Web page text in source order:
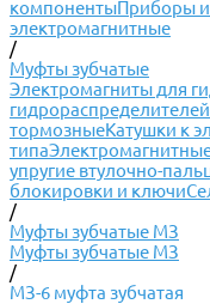
компонентыПриборы
электромагнитные
/
Муфты зубчатые
Электромагниты для
гидрораспределителей
тормозныеКатушки к
типа
упругие втулочно-
блокировки и ключи
/
Муфты зубчатые МЗ
Муфты зубчатые МЗ
/
МЗ-6 муфта зубчатая